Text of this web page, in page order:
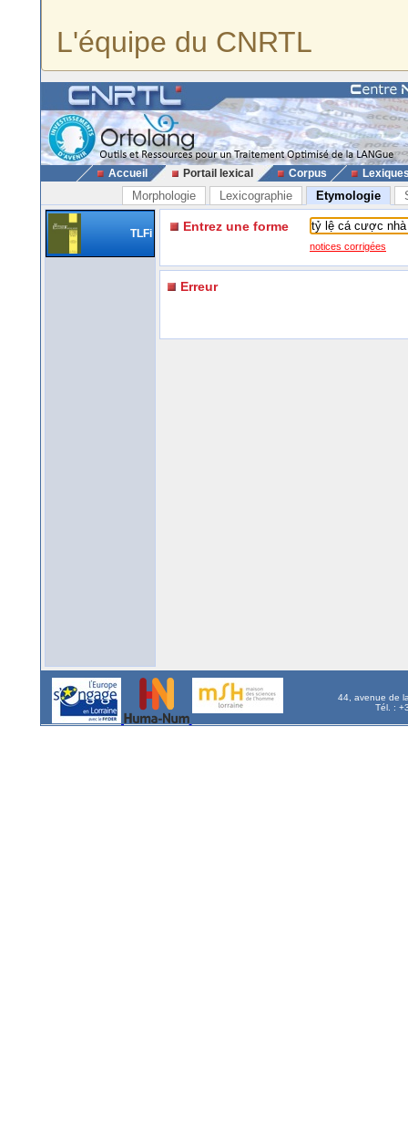
L'équipe du CNRTL
Accueil Portail lexical Corpus
Morphologie Lexicographie Etymologie
TLFi Entrez une forme
notices corrigées
Erreur
44, avenue de
Tél. :